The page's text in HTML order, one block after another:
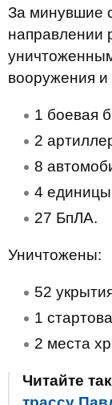
За минувшие
направлении
вооружения и
1 боевая
2
8
4 единицы
27 БпЛА.
Уничтожены:
52
1
2 места
Читайте